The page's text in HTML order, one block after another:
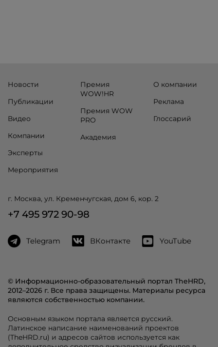
© Информационно-образовательный портал TheHRD,
2012–2026 г. Все права защищены. Материалы ресурса
являются собственностью компании.
Основным языком портала является русский.
Латинское написание наименований проектов
(TheHRD.ru) и адресов сайтов используется как
Новости
Публикации
Видео
Компании
Эксперты
Мероприятия
Премия
WOW!HR
Премия WOW
PRO
Академия
О компании
Реклама
Глоссарий
г. Москва, ул. Кременчугская, дом 6, кор. 2
+7 495 972 90-98
Telegram ВКонтакте YouTube